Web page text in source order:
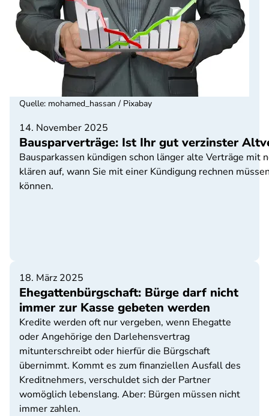
14. November 2025
Bausparverträge: Ist Ihr gut verzinster
Bausparkassen kündigen schon länger alte Verträge
klären auf, wann Sie mit einer Kündigung rechnen
können.
Quelle: mohamed_hassan / Pixabay
18. März 2025
Ehegattenbürgschaft: Bürge darf nicht
immer zur Kasse gebeten werden
Kredite werden oft nur vergeben, wenn Ehegatte
oder Angehörige den Darlehensvertrag
mitunterschreibt oder hierfür die Bürgschaft
übernimmt. Kommt es zum finanziellen Ausfall des
Kreditnehmers, verschuldet sich der Partner
womöglich lebenslang. Aber: Bürgen müssen nicht
immer zahlen.